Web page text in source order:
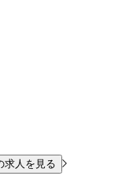
求人を見る